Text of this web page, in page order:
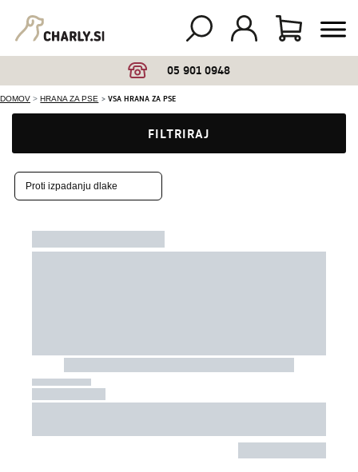
05 901 0948
DOMOV HRANA ZA PSE VSA HRANA ZA PSE
FILTRIRAJ
Proti izpadanju dlake